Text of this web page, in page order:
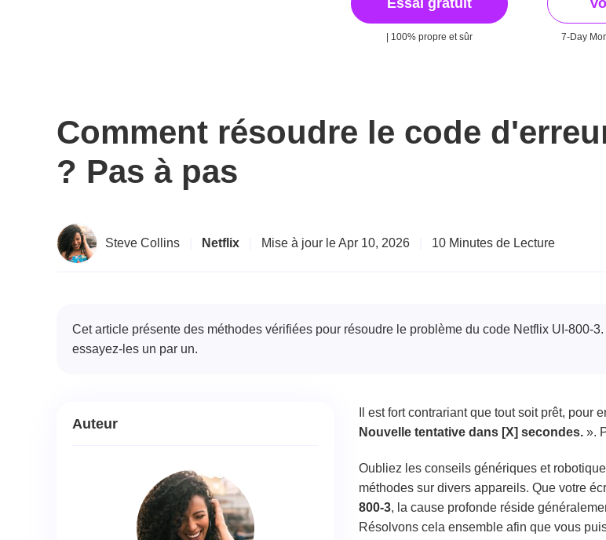
Essai gratuit
| 100% propre et sûr 7-Day
Comment résoudre le code
? Pas à pas
Steve Collins Netflix Mise à jour le Apr 10, 2026 10 Minutes de Lecture
Cet article présente des méthodes vérifiées pour résoudre le problème du code Netflix UI-800-
essayez-les un par un.
Il est fort contrariant que tout soit prêt, pour
Nouvelle tentative dans [X] secondes. ».
Oubliez les conseils génériques et
méthodes sur divers appareils. Que votre
800-3, la cause profonde réside
Résolvons cela ensemble afin que vous
Auteur